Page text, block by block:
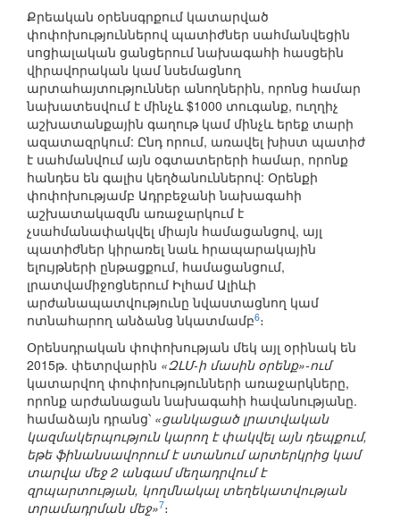
Քրեական օրենսգրքում կատարված
փոփոխություններով պատիժներ սահմանվեցին
սոցիալական ցանցերում նախագահի հասցեին
վիրավորական կամ նսեմացնող
արտահայտություններ անողներին, որոնց համար
նախատեսվում է մինչև $1000 տուգանք, ուղղիչ
աշխատանքային գաղութ կամ մինչև երեք տարի
ազատազրկում: Ընդ որում, առավել խիստ պատիժ
է սահմանվում այն օգտատերերի համար, որոնք
հանդես են գալիս կեղծանուններով: Օրենքի
փոփոխությամբ Ադրբեջանի նախագահի
աշխատակազմն առաջարկում է
չսահմանափակվել միայն համացանցով, այլ
պատիժներ կիրառել նաև հրապարակային
ելույթների ընթացքում, համացանցում,
լրատվամիջոցներում Իլհամ Ալիևի
արժանապատվությունը նվաստացնող կամ
ոտնահարող անձանց նկատմամբ6։
Օրենսդրական փոփոխության մեկ այլ օրինակ են
2015թ. փետրվարին «ԶԼՄ-ի մասին օրենք»-ում
կատարվող փոփոխությունների առաջարկները,
որոնք արժանացան նախագահի հավանությանը.
համաձայն դրանց՝ «ցանկացած լրատվական
կազմակերպություն կարող է փակվել այն դեպքում,
եթե ֆինանսավորում է ստանում արտերկրից կամ
տարվա մեջ 2 անգամ մեղադրվում է
զրպարտության, կողմնակալ տեղեկատվության
տրամադրման մեջ»7։